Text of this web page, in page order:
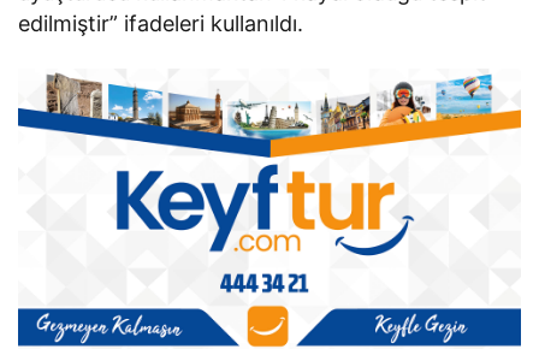
edilmiştir” ifadeleri kullanıldı.